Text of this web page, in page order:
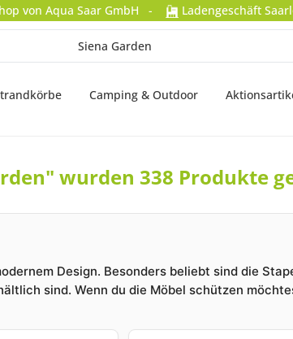
von Aqua Saar GmbH - Ladengeschäft
Camping & Outdoor
wurden 338 Produkte
Design. Besonders beliebt sind die
sind. Wenn du die Möbel schützen